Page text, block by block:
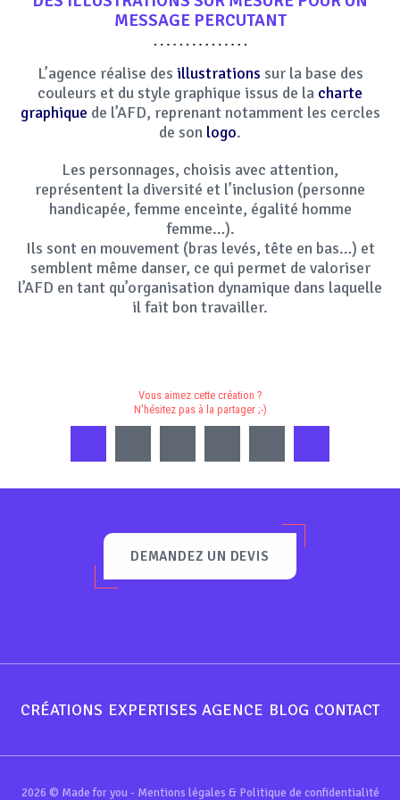
MESSAGEPERCUTANT
L’agence réalise des illustrations sur la base des
couleurs et du style graphique issus de la charte
graphique de l’AFD, reprenant notamment les cercles
de son logo.
Les personnages, choisis avec attention,
représentent la diversité et l’inclusion (personne
handicapée, femme enceinte, égalité homme
femme…).
Ils sont en mouvement (bras levés, tête en bas…) et
semblent même danser, ce qui permet de valoriser
l’AFD en tant qu’organisation dynamique dans laquelle
il fait bon travailler.
Vous aimez cette création ?
N'hésitez pas à la partager ;-)
DEMANDEZ UN DEVIS
CRÉATIONS EXPERTISES AGENCE BLOG CONTACT
2026 © Made for you - Mentions légales & Politique de confidentialité